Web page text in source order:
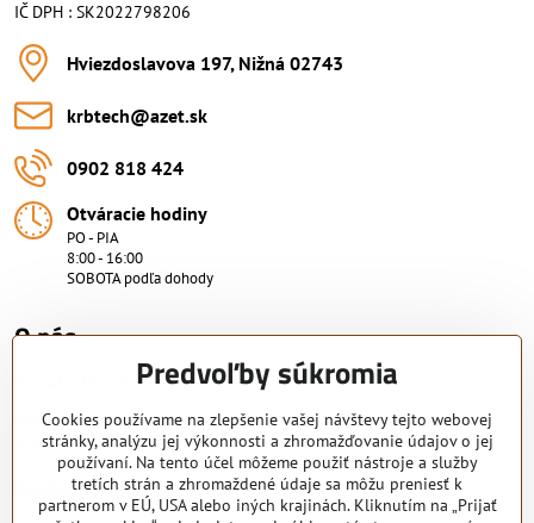
IČ DPH : SK2022798206
Hviezdoslavova 197, Nižná 02743
krbtech​@azet​.sk
0902 818 424
Otváracie hodiny
PO - PIA
8:00 - 16:00
SOBOTA podľa dohody
O nás.
Viac ako 15 rokov skúsenosti.
Nakupujte od overeného predajcu s certifikovaným servisným
strediskom. KRB-TECH s.r.o.
Pridajte sa k nám
Predvoľby súkromia
Cookies používame na zlepšenie vašej návštevy tejto webovej
stránky, analýzu jej výkonnosti a zhromažďovanie údajov o jej
používaní. Na tento účel môžeme použiť nástroje a služby
tretích strán a zhromaždené údaje sa môžu preniesť k
partnerom v EÚ, USA alebo iných krajinách. Kliknutím na „Prijať